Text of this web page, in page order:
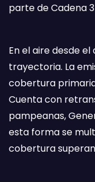
parte de Cadena
En el aire desde
trayectoria. La
cobertura
Cuenta con
pampeanas,
esta forma se
cobertura